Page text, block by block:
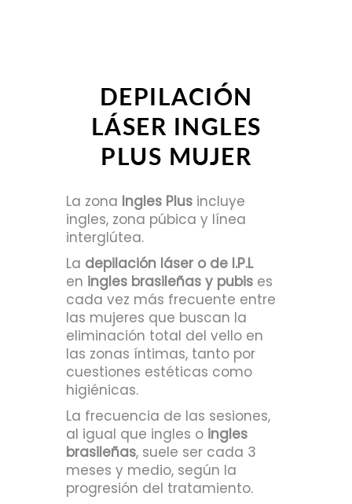
DEPILACIÓN
LÁSER INGLES
PLUS MUJER
La zona Ingles Plus incluye
ingles, zona púbica y línea
interglútea.
La depilación láser o de I.P.L
en ingles brasileñas y pubis es
cada vez más frecuente entre
las mujeres que buscan la
eliminación total del vello en
las zonas íntimas, tanto por
cuestiones estéticas como
higiénicas.
La frecuencia de las sesiones,
al igual que ingles o ingles
brasileñas, suele ser cada 3
meses y medio, según la
progresión del tratamiento.